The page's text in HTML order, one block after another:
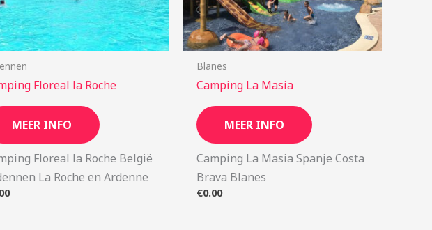
Floreal la Roche
MEER INFO
Floreal la Roche België
La Roche en Ardenne
Blanes
Camping La Masia
MEER INFO
Camping La Masia Spanje Costa
Brava Blanes
€0.00